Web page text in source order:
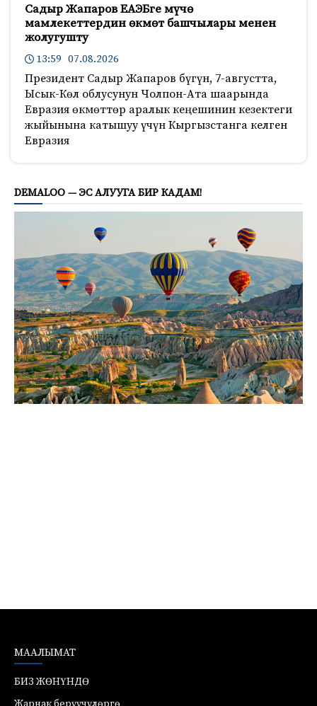
Садыр Жапаров ЕАЭБге мүчө
мамлекеттердин өкмөт башчылары менен
жолугушту
13:59 07.08.2026
Президент Садыр Жапаров бүгүн, 7-августта,
Ысык-Көл облусунун Чолпон-Ата шаарында
Евразия өкмөттөр аралык кеңешинин кезектеги
жыйынына катышуу үчүн Кыргызстанга келген
Евразия
DEMALOO — ЭС АЛУУГА БИР КАДАМ!
МААЛЫМАТ
БИЗ ЖӨНҮНДӨ